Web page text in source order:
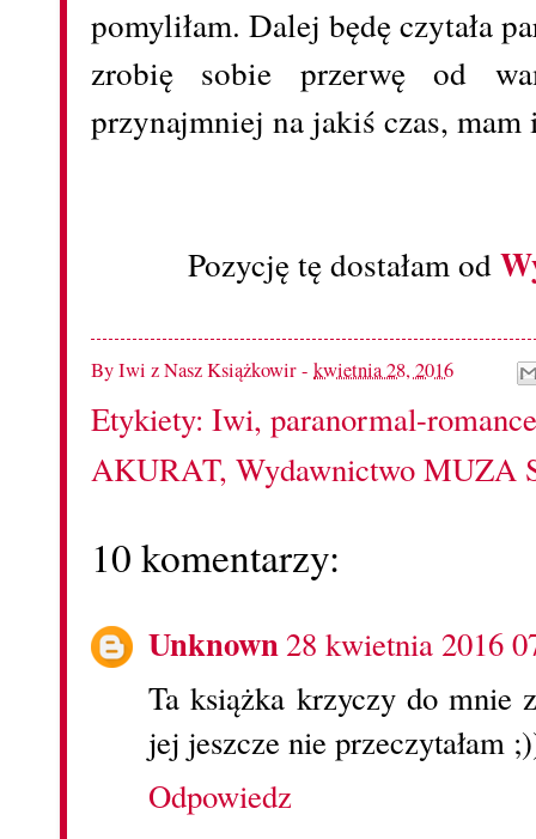
pomyliłam. Dalej będę czytała
zrobię sobie przerwę od
przynajmniej na jakiś czas,
Pozycję tę dostałam od
ByIwi z Nasz Książkowir- kwietnia 28, 2016
Etykiety: Iwi, paranormal-romance
AKURAT, Wydawnictwo MUZA
10 komentarzy:
Unknown28 kwietnia 2016
Ta książka krzyczy do mnie
jej jeszcze nie przeczytałam
Odpowiedz